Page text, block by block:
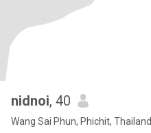
nidnoi, 40
Wang Sai Phun, Phichit, Thailand